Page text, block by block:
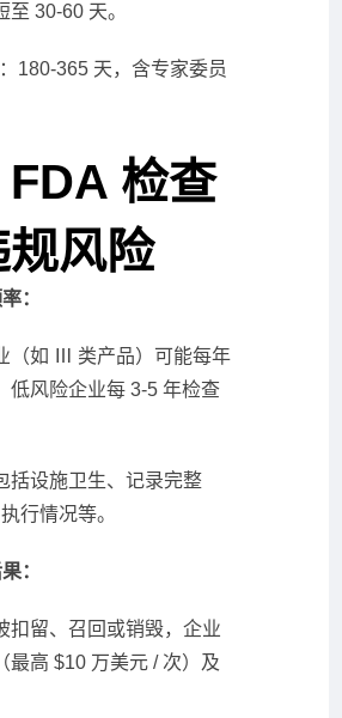
至 30-60 天。
180-365 天，含专家委员
FDA 检查
规风险
：
（如 Ⅲ 类产品）可能每年
低风险企业每 3-5 年检查
括设施卫生、记录完整
行情况等。
：
扣留、召回或销毁，企业
最高 $10 万美元 / 次）及